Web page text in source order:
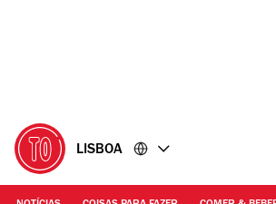
LISBOA